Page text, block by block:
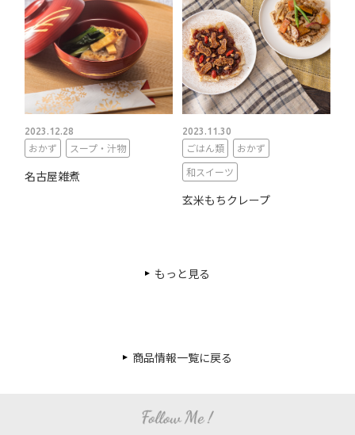
2023.12.28
おかず スープ・汁物
名古屋雑煮
2023.11.30
ごはん類
おかず
和スイーツ
玄米もちクレープ
もっと見る
商品情報一覧に戻る